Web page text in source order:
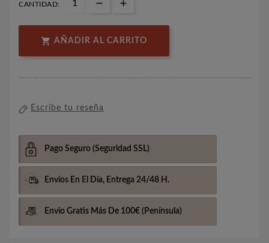
CANTIDAD:
 AÑADIR AL CARRITO
Escribe tu reseña
Pago Seguro (Seguridad SSL)
Envíos En El Día, Entrega 24/48 H.
Envio Gratis Más De 100€ (Península)